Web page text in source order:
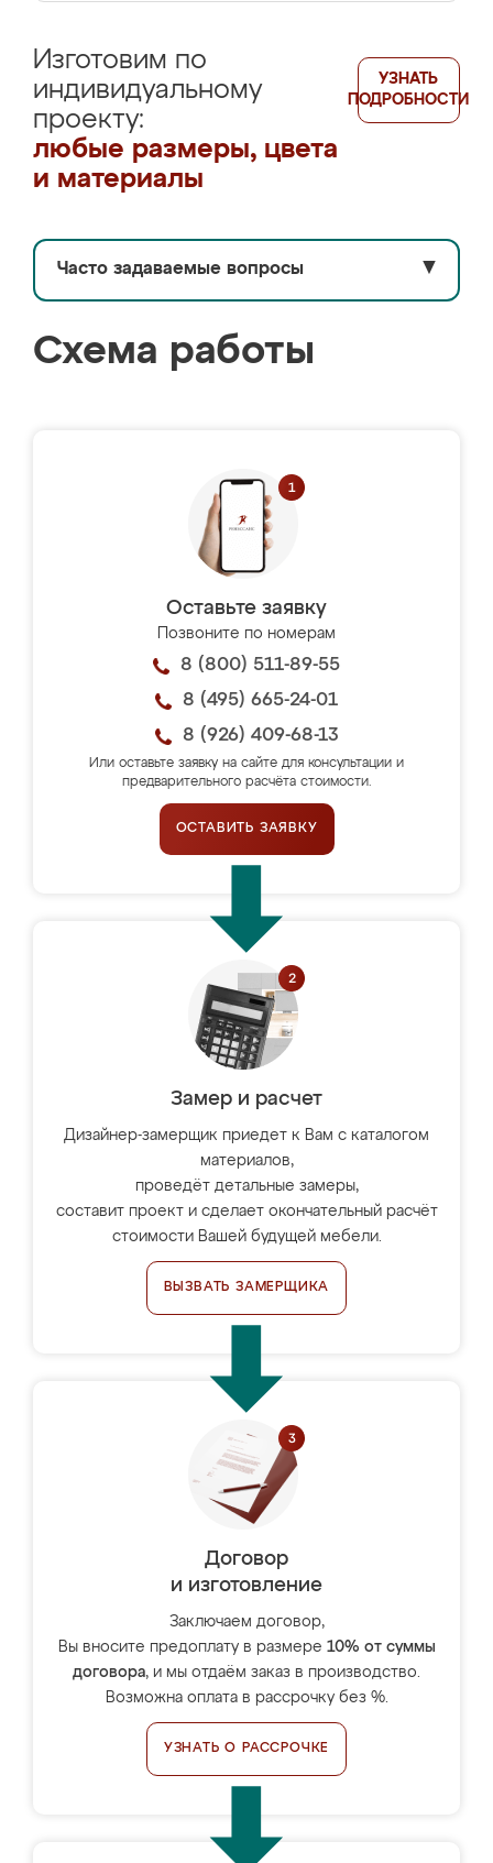
Изготовим по
индивидуальному
проекту:
любые размеры, цвета
и материалы
УЗНАТЬ
ПОДРОБНОСТИ
Часто задаваемые вопросы ▼
Схема работы
Оставьте заявку
Позвоните по номерам
8 (800) 511-89-55
8 (495) 665-24-01
8 (926) 409-68-13
Или оставьте заявку на сайте для консультации и
предварительного расчёта стоимости.
ОСТАВИТЬ ЗАЯВКУ
Замер и расчет
Дизайнер-замерщик приедет к Вам с каталогом
материалов,
проведёт детальные замеры,
составит проект и сделает окончательный расчёт
стоимости Вашей будущей мебели.
ВЫЗВАТЬ ЗАМЕРЩИКА
Договор
и изготовление
Заключаем договор,
Вы вносите предоплату в размере 10% от суммы
договора, и мы отдаём заказ в производство.
Возможна оплата в рассрочку без %.
УЗНАТЬ О РАССРОЧКЕ